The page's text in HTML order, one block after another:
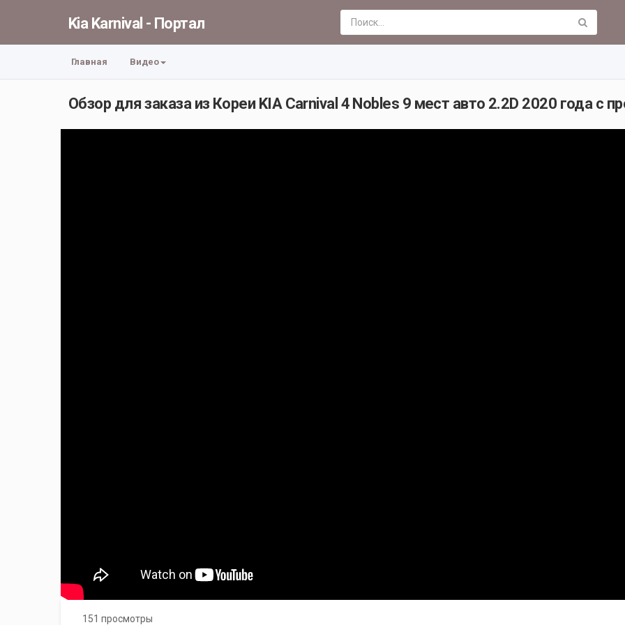
Kia Karnival - Портал
Главная Видео
Обзор для заказа из Кореи KIA Carnival 4 Nobles 9 мест авто 2.2D 2020 года с
151 просмотры